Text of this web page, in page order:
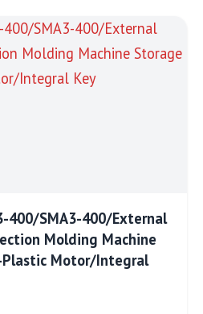
400/SMA3-400/External
Molding Machine
Motor/Integral